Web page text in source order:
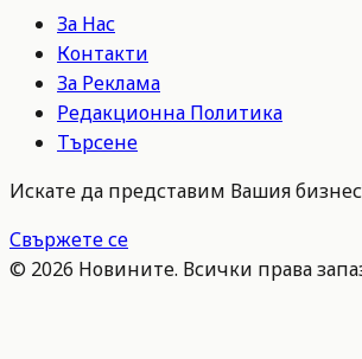
За Нас
Контакти
За Реклама
Редакционна Политика
Търсене
Искате да представим Вашия
Свържете се
© 2026 Новините. Всички права